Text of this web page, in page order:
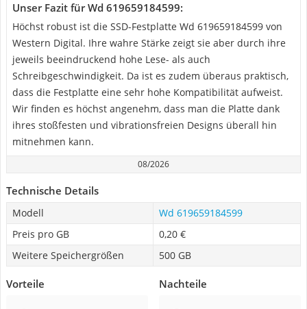
Unser Fazit für Wd 619659184599:
Höchst robust ist die SSD-Festplatte Wd 619659184599 von
Western Digital. Ihre wahre Stärke zeigt sie aber durch ihre
jeweils beeindruckend hohe Lese- als auch
Schreibgeschwindigkeit. Da ist es zudem überaus praktisch,
dass die Festplatte eine sehr hohe Kompatibilität aufweist.
Wir finden es höchst angenehm, dass man die Platte dank
ihres stoßfesten und vibrationsfreien Designs überall hin
mitnehmen kann.
08/2026
Technische Details
Modell
Wd 619659184599
Preis pro GB
0,20 €
Weitere Speichergrößen
500 GB
Vorteile Nachteile